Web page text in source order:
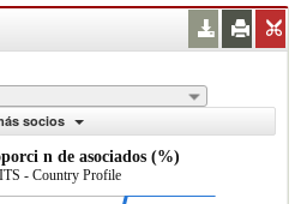
socios
n de asociados (%)
- Country Profile